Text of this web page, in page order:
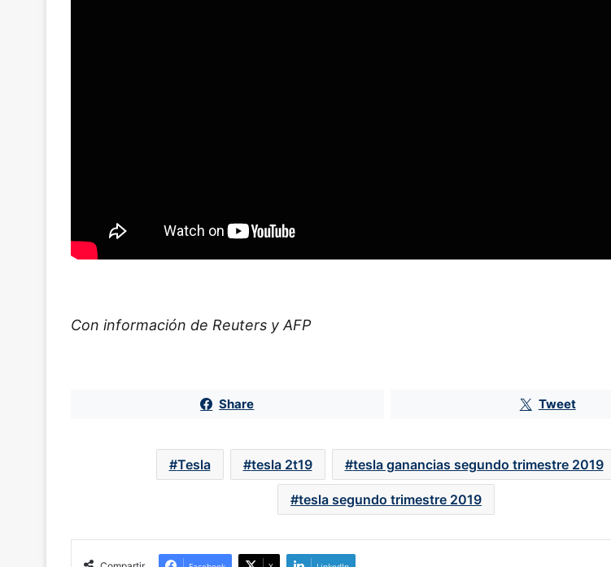
Con información de Reuters y AFP
Share Tweet
Tesla tesla 2t19 tesla ganancias segundo trimestre 2019
tesla segundo trimestre 2019
apuesta por el sector
tras el retiro de Warren
BlackRock gana peso
vuelve el sexto mayor